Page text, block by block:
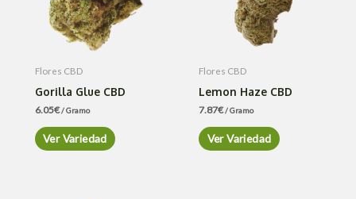
Flores CBD
Gorilla Glue CBD
6.05€/ Gramo
Ver Variedad
Flores CBD
Lemon Haze CBD
7.87€/ Gramo
Ver Variedad